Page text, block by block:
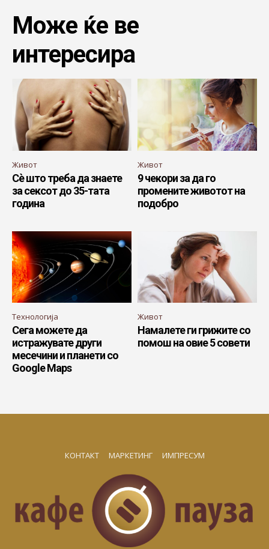
Може ќе ве
интересира
Живот
Сè што треба да знаете
за сексот до 35-тата
година
Живот
9 чекори за да го
промените животот на
подобро
Технологија
Сега можете да
истражувате други
месечини и планети со
Google Maps
Живот
Намалете ги грижите со
помош на овие 5 совети
КОНТАКТ МАРКЕТИНГ ИМПРЕСУМ